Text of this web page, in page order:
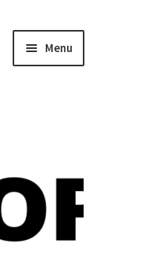
Menu